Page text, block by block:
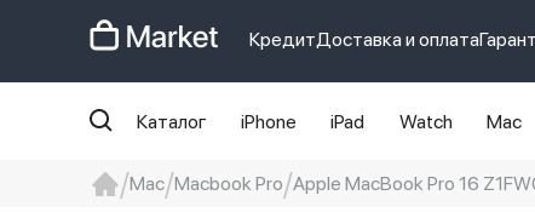
КредитДоставка и оплата
Каталог iPhone iPad Watch Mac
Mac Macbook Pro Apple MacBook Pro 16